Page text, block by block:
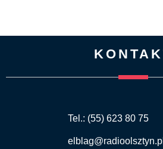
Tel.: (55) 623 80 75
elblag@radioolsztyn.pl